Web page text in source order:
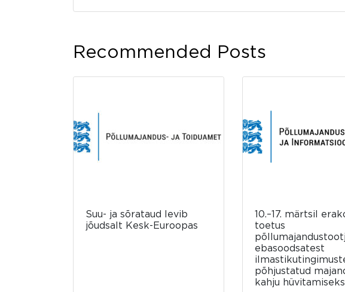
Recommended Posts
Suu- ja sõrataud levib
jõudsalt Kesk-Euroopas
10.–17. märtsil
toetus
ebasoodsatest
põhjustatud
kahju hüvitamiseks